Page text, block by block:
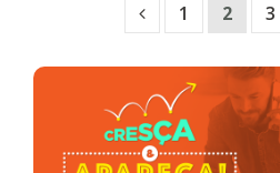
1
2 3